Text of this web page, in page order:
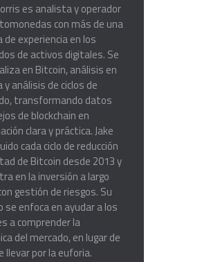
es analista y operador
con más de una
de experiencia en los
de activos digitales. Se
en Bitcoin, análisis en
y análisis de ciclos de
transformando datos
de blockchain en
clara y práctica. Jake
cada ciclo de reducción
de Bitcoin desde 2013 y
en la inversión a largo
gestión de riesgos. Su
se enfoca en ayudar a los
a comprender la
del mercado, en lugar de
llevar por la euforia.